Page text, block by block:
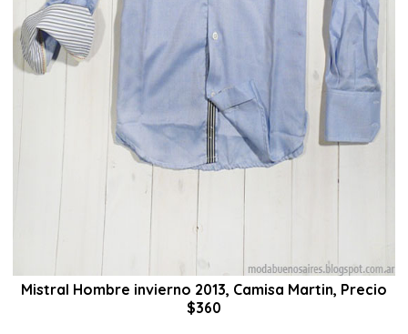
Mistral Hombre invierno 2013, Camisa Martin, Precio
$360